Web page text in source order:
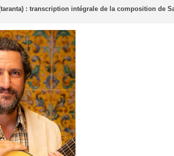
: transcription intégrale de la composition de